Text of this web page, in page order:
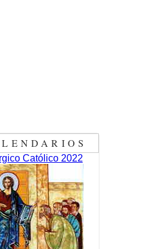
Católico 2022